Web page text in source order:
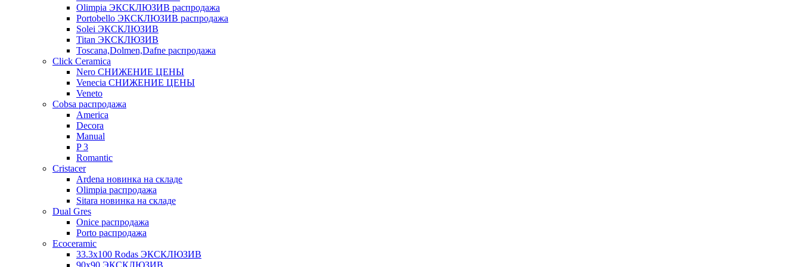
Olimpia ЭКСКЛЮЗИВ распродажа
Portobello ЭКСКЛЮЗИВ распродажа
Solei ЭКСКЛЮЗИВ
Titan ЭКСКЛЮЗИВ
Toscana,Dolmen,Dafne распродажа
Cliсk Ceramica
Nero СНИЖЕНИЕ ЦЕНЫ
Venecia СНИЖЕНИЕ ЦЕНЫ
Veneto
Cobsa распродажа
America
Decora
Manual
P 3
Romantic
Cristacer
Ardena новинка на складе
Olimpia распродажа
Sitara новинка на складе
Dual Gres
Onice распродажа
Porto распродажа
Ecoceramic
33.3х100 Rodas ЭКСКЛЮЗИВ
90x90 ЭКСКЛЮЗИВ